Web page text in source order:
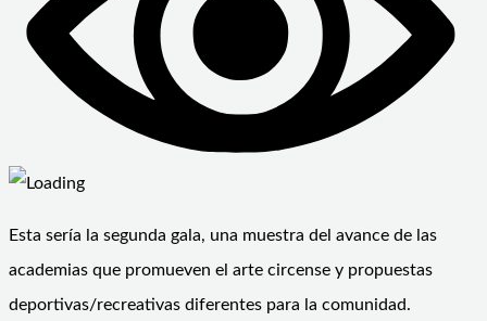
Esta sería la segunda gala, una muestra del avance de las
academias que promueven el arte circense y propuestas
deportivas/recreativas diferentes para la comunidad.